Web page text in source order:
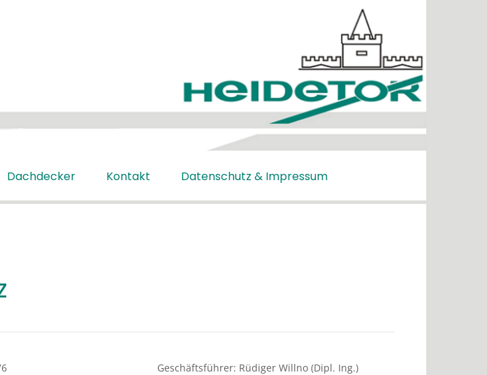
Dachdecker Kontakt Datenschutz & Impressum
Geschäftsführer: Rüdiger Willno (Dipl. Ing.)